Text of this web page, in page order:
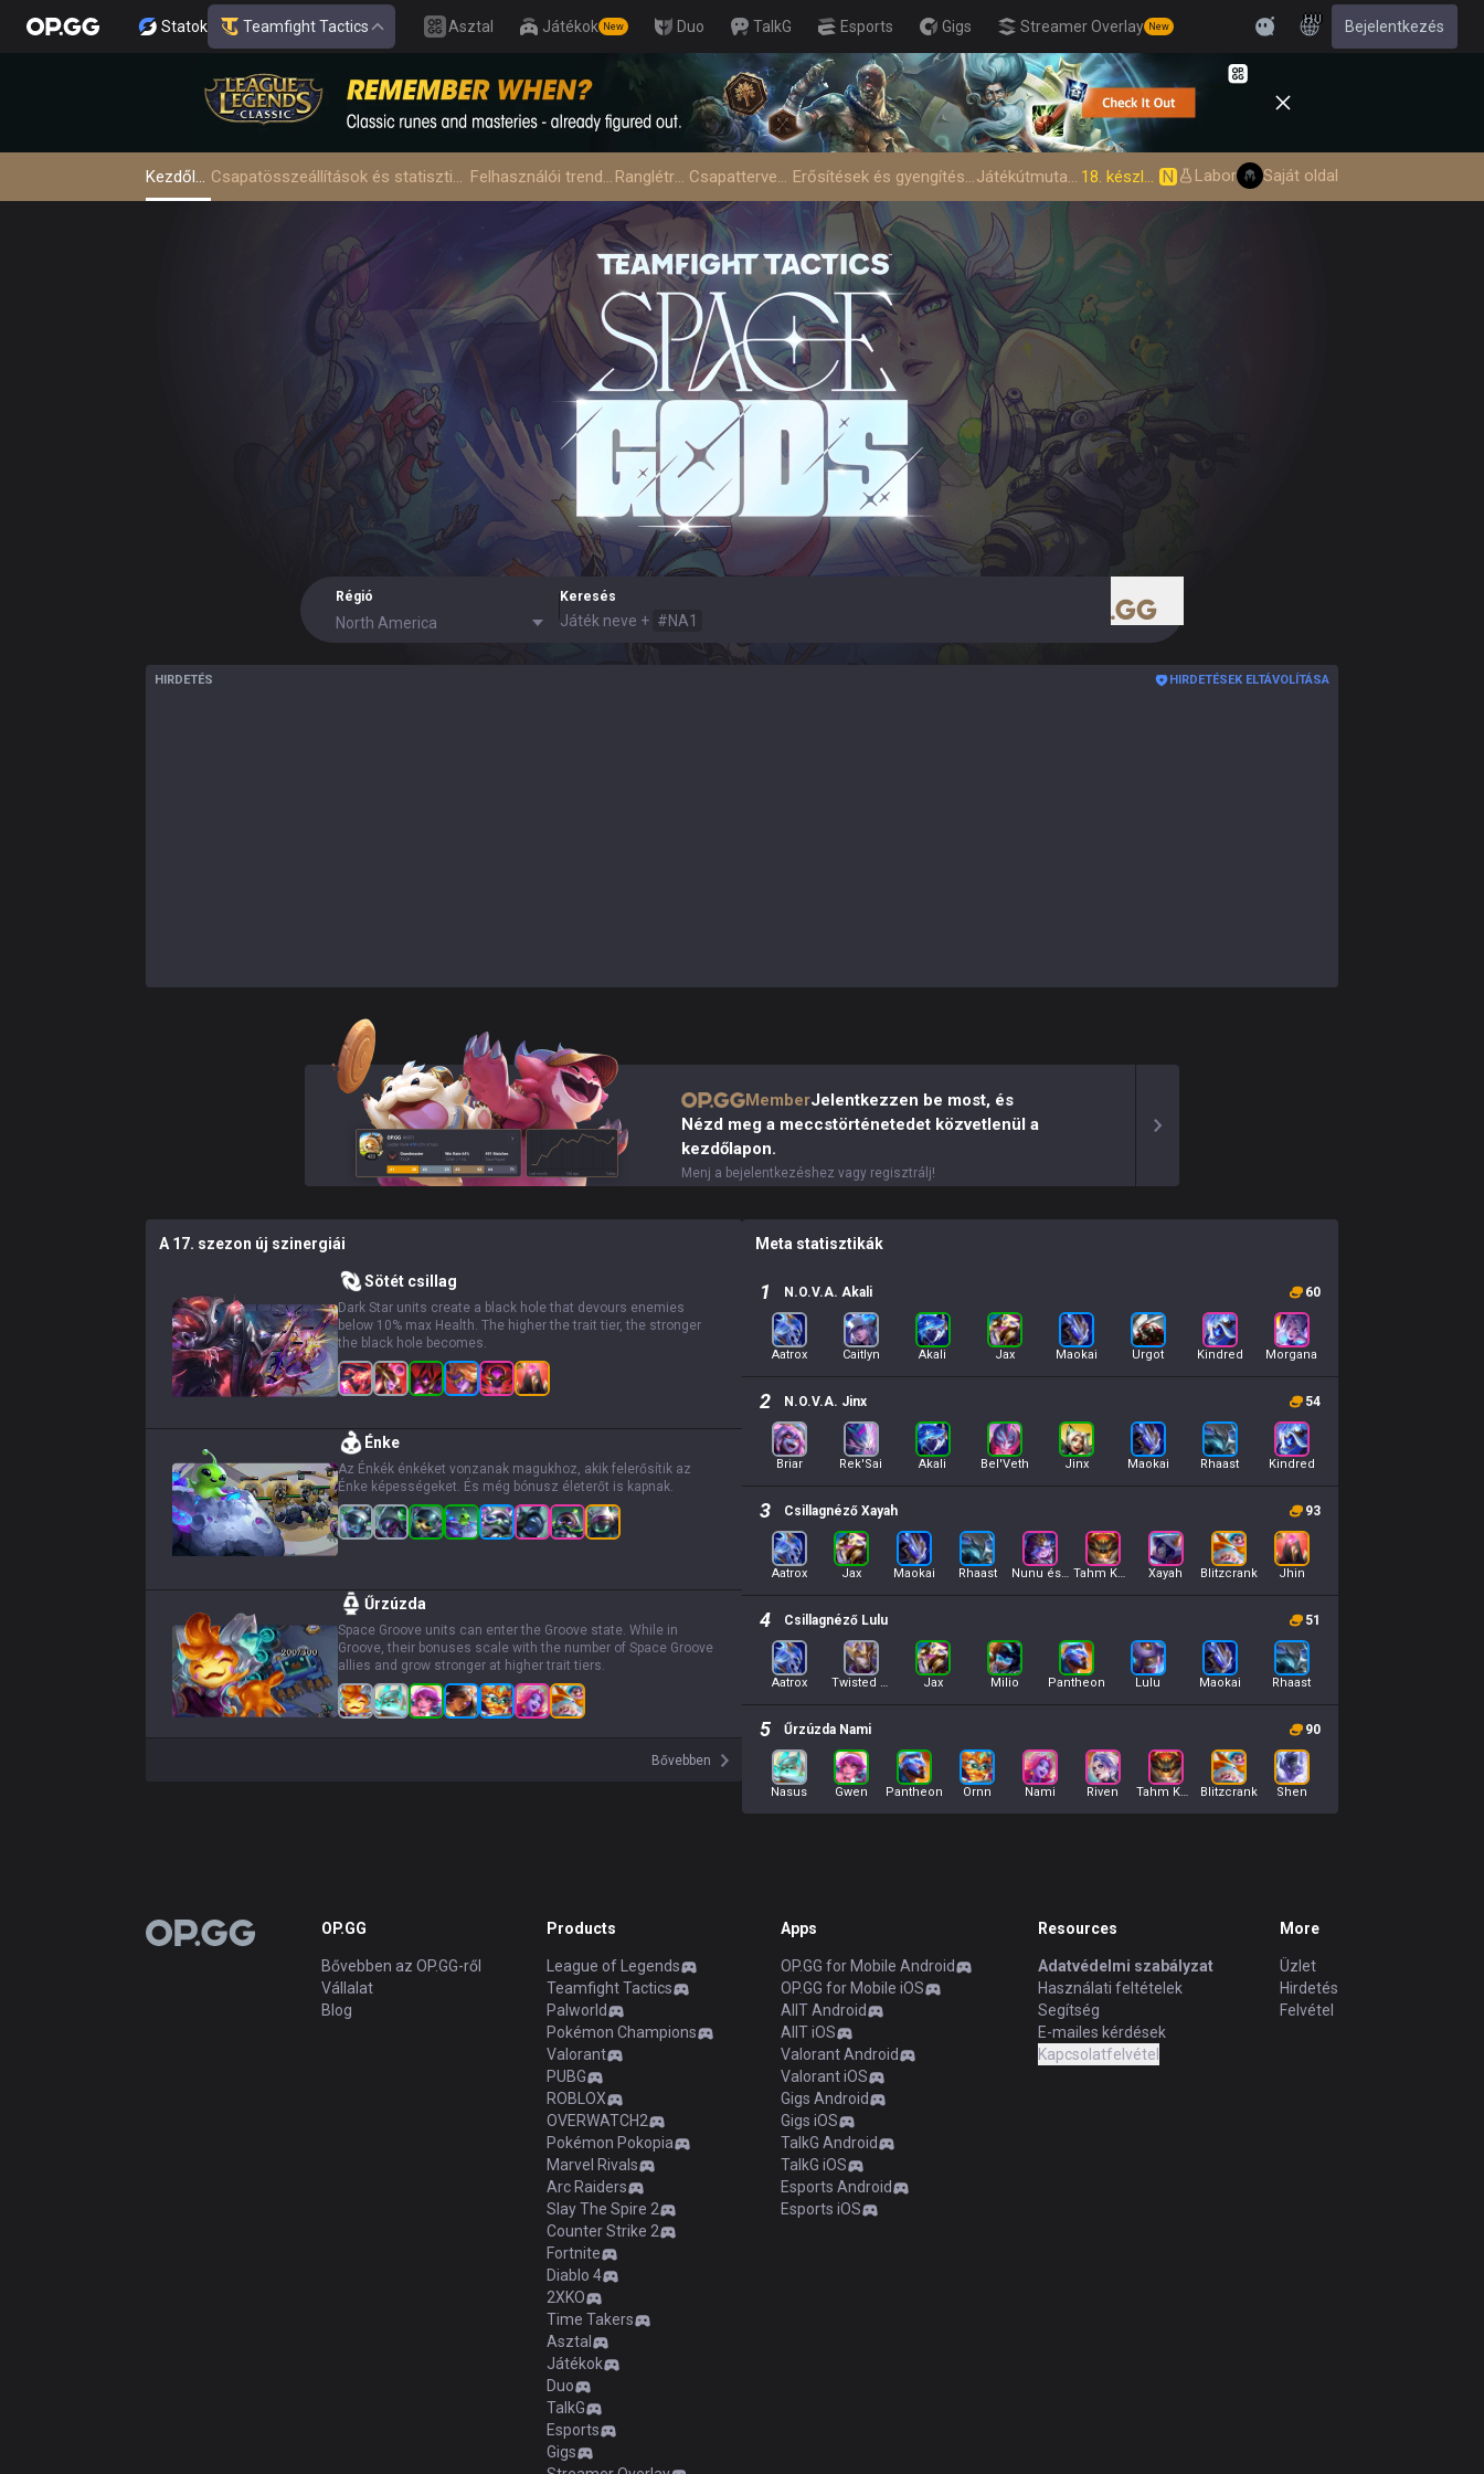
Statok Teamfight Tactics Asztal Játékok New Duo TalkG Esports Gigs Streamer Overlay New Feedback
HU Bejelentkezés
Kezdőlap Csapatösszeállítások és statisztikák Felhasználói trendek Ranglétrák Csapattervező Erősítések és gyengítések Játékútmutató 18. készlet N Labor Saját oldal
Régió
North America
Keresés
Játék neve + #NA1 .gg
HIRDETÉS HIRDETÉSEK ELTÁVOLÍTÁSA
MemberJelentkezzen be most, és
Nézd meg a meccstörténetedet közvetlenül a
kezdőlapon.
Menj a bejelentkezéshez vagy regisztrálj!
A 17. szezon új szinergiái
Sötét csillag
Dark Star units create a black hole that devours enemies
below 10% max Health. The higher the trait tier, the stronger
the black hole becomes.
Énke
Az Énkék énkéket vonzanak magukhoz, akik felerősítik az
Énke képességeket. És még bónusz életerőt is kapnak.
Űrzúzda
Space Groove units can enter the Groove state. While in
Groove, their bonuses scale with the number of Space Groove
allies and grow stronger at higher trait tiers.
Bővebben
Meta statisztikák
1 N.O.V.A. Akali 60
Aatrox Caitlyn Akali Jax Maokai Urgot Kindred Morgana
2 N.O.V.A. Jinx 54
Briar Rek'Sai Akali Bel'Veth Jinx Maokai Rhaast Kindred
3 Csillagnéző Xayah 93
Aatrox Jax Maokai Rhaast Nunu és Willump Tahm Kench Xayah Blitzcrank Jhin
4 Csillagnéző Lulu 51
Aatrox Twisted Fate Jax Milio Pantheon Lulu Maokai Rhaast
5 Űrzúzda Nami 90
Nasus Gwen Pantheon Ornn Nami Riven Tahm Kench Blitzcrank Shen
OP.GG OP.GG
Bővebben az OP.GG-ről
Vállalat
Blog
Products
League of Legends
Teamfight Tactics
Palworld
Pokémon Champions
Valorant
PUBG
ROBLOX
OVERWATCH2
Pokémon Pokopia
Marvel Rivals
Arc Raiders
Slay The Spire 2
Counter Strike 2
Fortnite
Diablo 4
2XKO
Time Takers
Asztal
Játékok
Duo
TalkG
Esports
Gigs
Apps
OP.GG for Mobile Android
OP.GG for Mobile iOS
AllT Android
AllT iOS
Valorant Android
Valorant iOS
Gigs Android
Gigs iOS
TalkG Android
TalkG iOS
Esports Android
Esports iOS
Resources
Adatvédelmi szabályzat
Használati feltételek
Segítség
E-mailes kérdések
Kapcsolatfelvétel
More
Üzlet
Hirdetés
Felvétel